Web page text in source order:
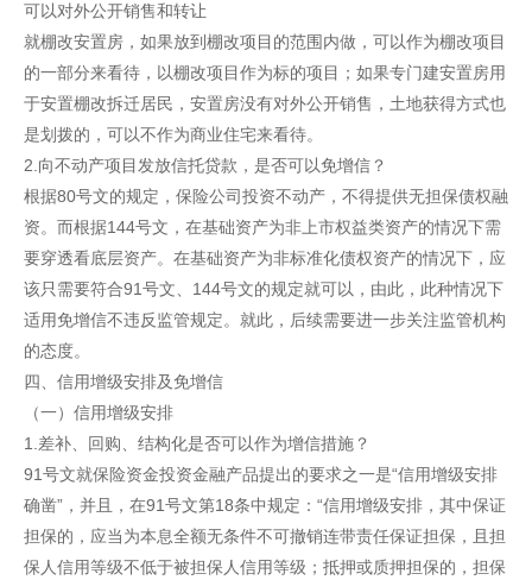
可以对外公开销售和转让
就棚改安置房，如果放到棚改项目的范围内做，可以作为棚改项目
的一部分来看待，以棚改项目作为标的项目；如果专门建安置房用
于安置棚改拆迁居民，安置房没有对外公开销售，土地获得方式也
是划拨的，可以不作为商业住宅来看待。
2.向不动产项目发放信托贷款，是否可以免增信？
根据80号文的规定，保险公司投资不动产，不得提供无担保债权融
资。而根据144号文，在基础资产为非上市权益类资产的情况下需
要穿透看底层资产。在基础资产为非标准化债权资产的情况下，应
该只需要符合91号文、144号文的规定就可以，由此，此种情况下
适用免增信不违反监管规定。就此，后续需要进一步关注监管机构
的态度。
四、信用增级安排及免增信
（一）信用增级安排
1.差补、回购、结构化是否可以作为增信措施？
91号文就保险资金投资金融产品提出的要求之一是“信用增级安排
确凿”，并且，在91号文第18条中规定：“信用增级安排，其中保证
担保的，应当为本息全额无条件不可撤销连带责任保证担保，且担
保人信用等级不低于被担保人信用等级；抵押或质押担保的，担保